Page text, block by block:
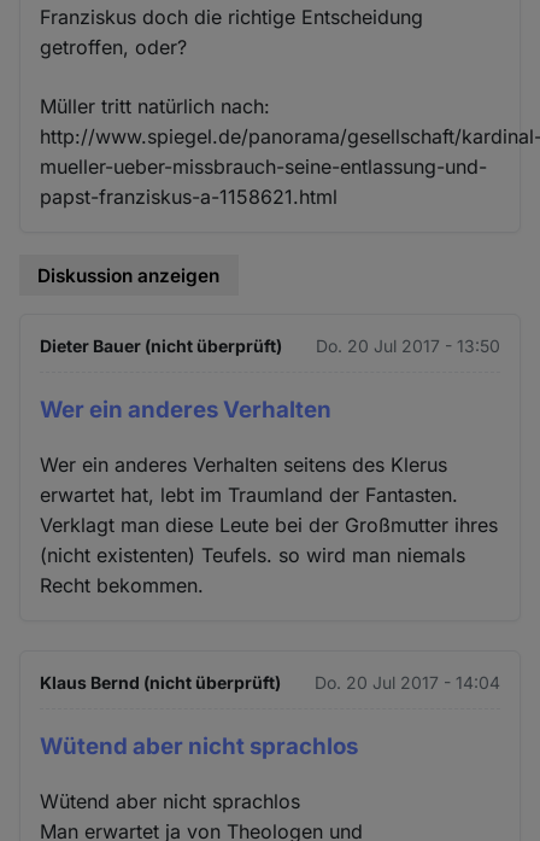
Franziskus doch die richtige Entscheidung
getroffen, oder?
Müller tritt natürlich nach:
http://www.spiegel.de/panorama/gesellschaft/
mueller-ueber-missbrauch-seine-entlassung-und-
papst-franziskus-a-1158621.html
Diskussion anzeigen
Dieter Bauer (nicht überprüft) Do. 20 Jul 2017 - 13:50
Wer ein anderes Verhalten
Wer ein anderes Verhalten seitens des Klerus
erwartet hat, lebt im Traumland der Fantasten.
Verklagt man diese Leute bei der Großmutter ihres
(nicht existenten) Teufels. so wird man niemals
Recht bekommen.
Klaus Bernd (nicht überprüft) Do. 20 Jul 2017 - 14:04
Wütend aber nicht sprachlos
Wütend aber nicht sprachlos
Man erwartet ja von Theologen und